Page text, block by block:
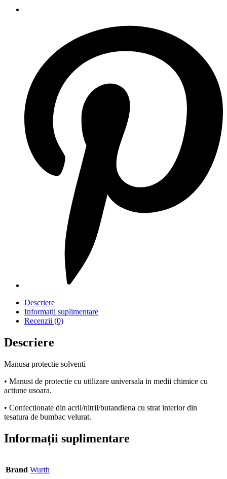
Descriere
Informații suplimentare
Recenzii (0)
Descriere
Manusa protectie solventi
• Manusi de protectie cu utilizare universala in medii chimice cu
actiune usoara.
• Confectionate din acril/nitril/butandiena cu strat interior din
tesatura de bumbac velurat.
Informații suplimentare
Brand Wurth